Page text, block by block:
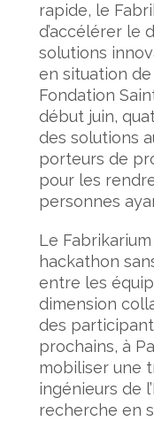
rapide, le
d’accélérer le
solutions
en situation de
Fondation
début juin,
des solutions
porteurs de
pour les
personnes
Le
hackathon
entre les
dimension
des
prochains, à
mobiliser une
ingénieurs de
recherche en